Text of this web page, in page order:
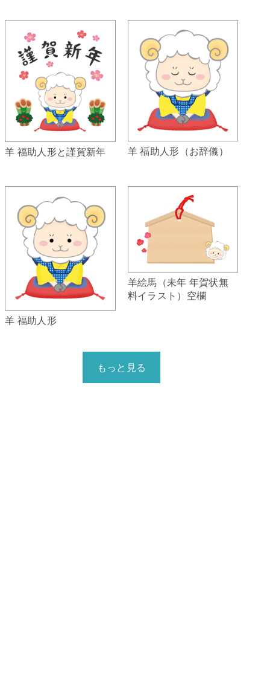
羊 福助人形と謹賀新年 羊 福助人形（お辞儀）
羊 福助人形
羊絵馬（未年 年賀状無
料イラスト）空欄
もっと見る